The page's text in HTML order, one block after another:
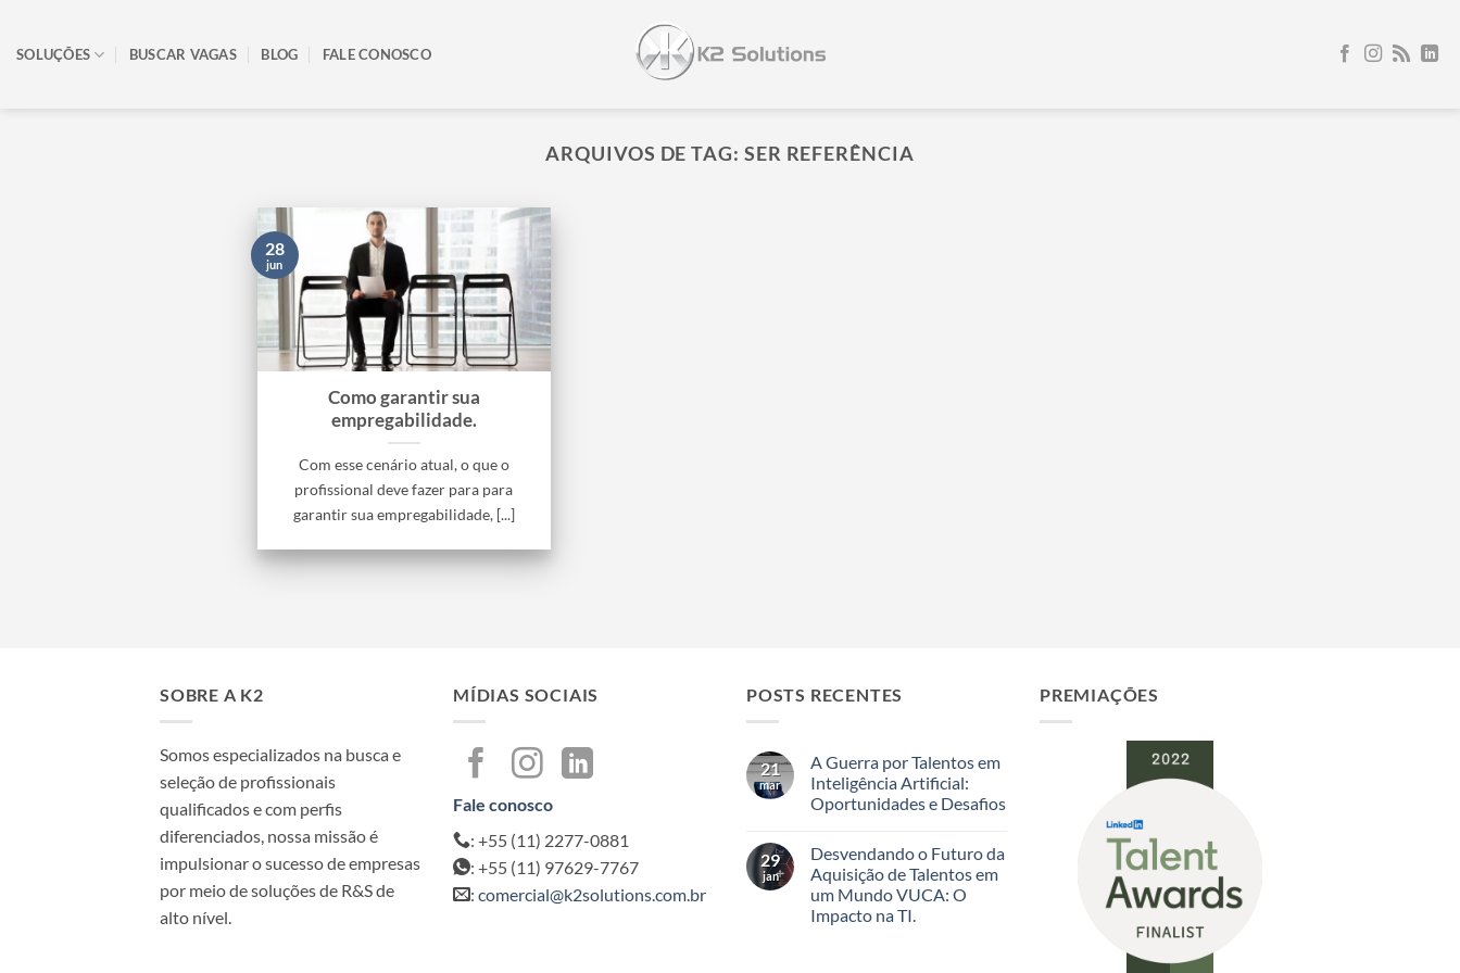
content
SOLUÇÕES BUSCAR VAGAS BLOG FALE CONOSCO
ARQUIVOS DE TAG: SER REFERÊNCIA
Como garantir sua
empregabilidade.
Com esse cenário atual, o que o
profissional deve fazer para para
garantir sua empregabilidade, [...]
28
jun
SOBRE A K2
Somos especializados na busca e
seleção de profissionais
qualificados e com perfis
diferenciados, nossa missão é
impulsionar o sucesso de empresas
por meio de soluções de R&S de
alto nível.
MÍDIAS SOCIAIS
Fale conosco
: +55 (11) 2277-0881
: +55 (11) 97629-7767
: comercial@k2solutions.com.br
POSTS RECENTES
21
mar
A Guerra por Talentos em
Inteligência Artificial:
Oportunidades e Desafios
em
A
Guerra
por
Talentos
em
29
jan
Desvendando o Futuro da
Aquisição de Talentos em
um Mundo VUCA: O
Impacto na TI.
PREMIAÇÕES